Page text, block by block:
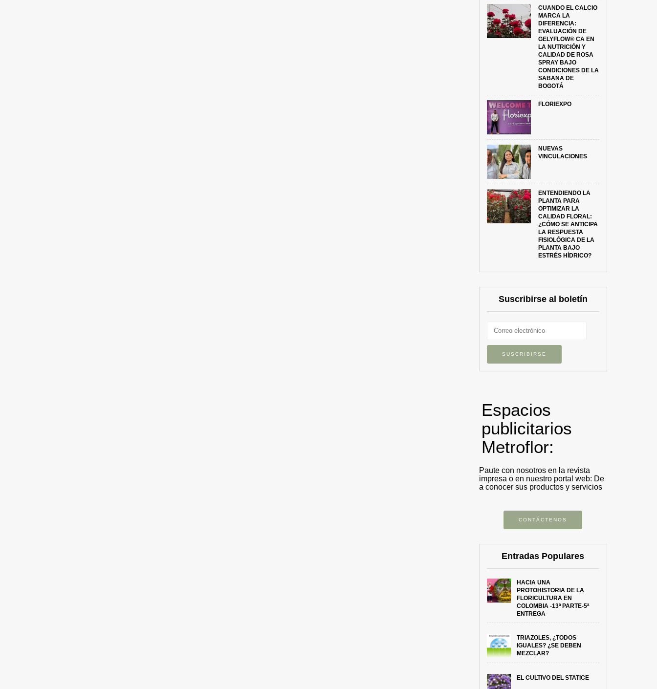
CUANDO EL CALCIO
MARCA LA
DIFERENCIA:
EVALUACIÓN DE
GELYFLOW® CA EN
LA NUTRICIÓN Y
CALIDAD DE ROSA
SPRAY BAJO
CONDICIONES DE LA
SABANA DE
BOGOTÁ
FLORIEXPO
NUEVAS
VINCULACIONES
ENTENDIENDO LA
PLANTA PARA
OPTIMIZAR LA
CALIDAD FLORAL:
¿CÓMO SE ANTICIPA
LA RESPUESTA
FISIOLÓGICA DE LA
PLANTA BAJO
ESTRÉS HÍDRICO?
Suscribirse al boletín
Espacios
publicitarios
Metroflor:
Paute con nosotros en la revista
impresa o en nuestro portal web: De
a conocer sus productos y servicios
CONTÁCTENOS
Entradas Populares
HACIA UNA
PROTOHISTORIA DE LA
FLORICULTURA EN
COLOMBIA -13ª PARTE-5ª
ENTREGA
TRIAZOLES, ¿TODOS
IGUALES? ¿SE DEBEN
MEZCLAR?
EL CULTIVO DEL STATICE